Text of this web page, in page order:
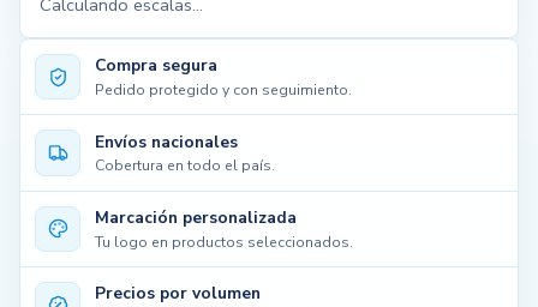
Compra segura
Pedido protegido y con seguimiento.
Envíos nacionales
Cobertura en todo el país.
Marcación personalizada
Tu logo en productos seleccionados.
Precios por volumen